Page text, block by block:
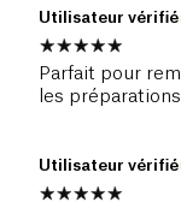
Utilisateur vérifié
Parfait pour
les
Utilisateur vérifié